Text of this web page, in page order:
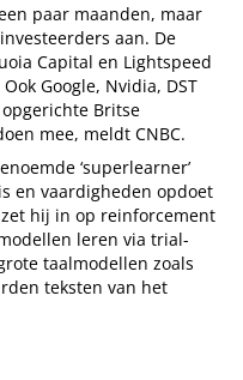
paar maanden, maar
aan. De
Capital en Lightspeed
Google, Nvidia, DST
Britse
mee, meldt CNBC.
‘superlearner’
en vaardigheden opdoet
hij in op reinforcement
leren via trial-
taalmodellen zoals
teksten van het